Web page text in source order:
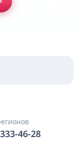
46-28